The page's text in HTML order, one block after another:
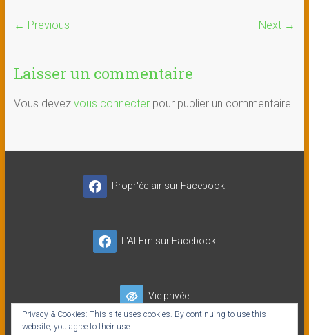
← Previous Next →
Laisser un commentaire
Vous devez vous connecterpour publier un commentaire.
Propr'éclair sur Facebook
L'ALEm sur Facebook
Vie privée
Privacy & Cookies: This site uses cookies. By continuing to use this
website, you agree to their use.